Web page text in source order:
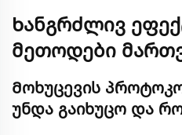
Ხანგრძლივ
მეთოდები
Მოხუცევის
უნდა გაიხუცო და